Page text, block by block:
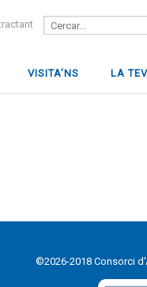
Search
for:
VISITA’NS LA
©2026-2018 Consorci